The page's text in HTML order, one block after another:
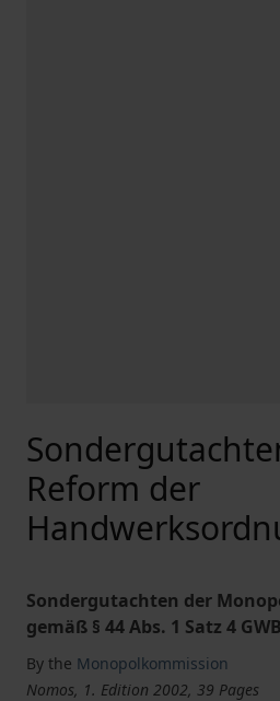
Reform der
Sondergutachten der
gemäß § 44 Abs. 1 Satz 4 GWB
By the Monopolkommission
Nomos, 1. Edition 2002, 39 Pages